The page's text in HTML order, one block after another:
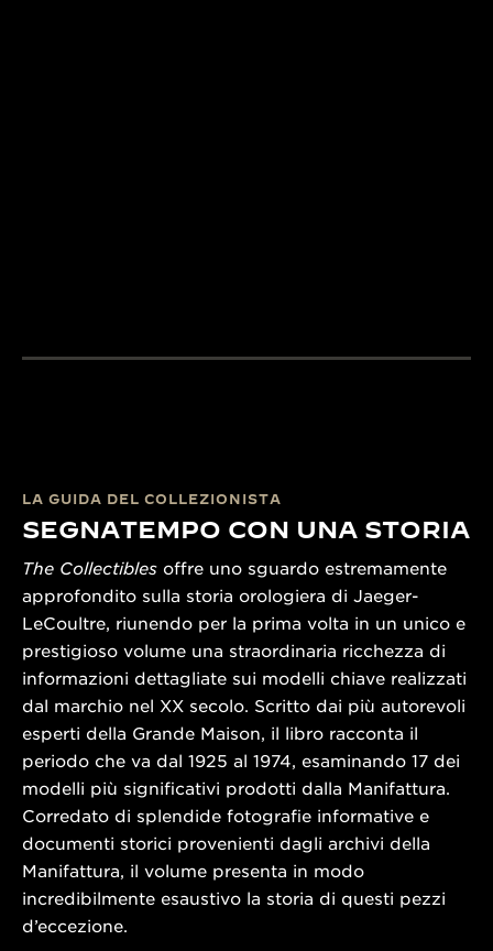
LA GUIDA DEL COLLEZIONISTA
SEGNATEMPO CON UNA STORIA
The Collectibles offre uno sguardo estremamente
approfondito sulla storia orologiera di Jaeger-
LeCoultre, riunendo per la prima volta in un unico e
prestigioso volume una straordinaria ricchezza di
informazioni dettagliate sui modelli chiave realizzati
dal marchio nel XX secolo. Scritto dai più autorevoli
esperti della Grande Maison, il libro racconta il
periodo che va dal 1925 al 1974, esaminando 17 dei
modelli più significativi prodotti dalla Manifattura.
Corredato di splendide fotografie informative e
documenti storici provenienti dagli archivi della
Manifattura, il volume presenta in modo
incredibilmente esaustivo la storia di questi pezzi
d’eccezione.